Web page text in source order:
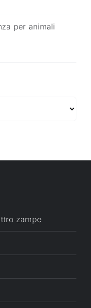
per animali
zampe